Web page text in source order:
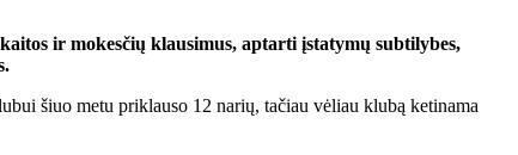
ir mokesčių klausimus, aptarti įstatymų subtilybes,
šiuo metu priklauso 12 narių, tačiau vėliau klubą ketinama